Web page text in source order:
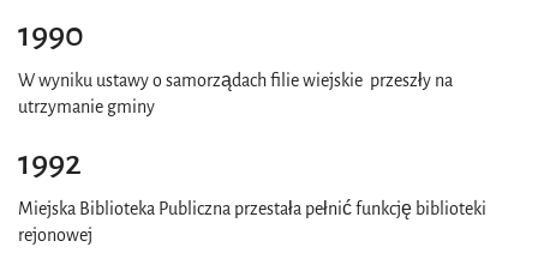
1990
W wyniku ustawy o samorządach filie wiejskie przeszły na
utrzymanie gminy
1992
Miejska Biblioteka Publiczna przestała pełnić funkcję biblioteki
rejonowej